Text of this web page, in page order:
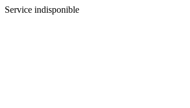
Service indisponible